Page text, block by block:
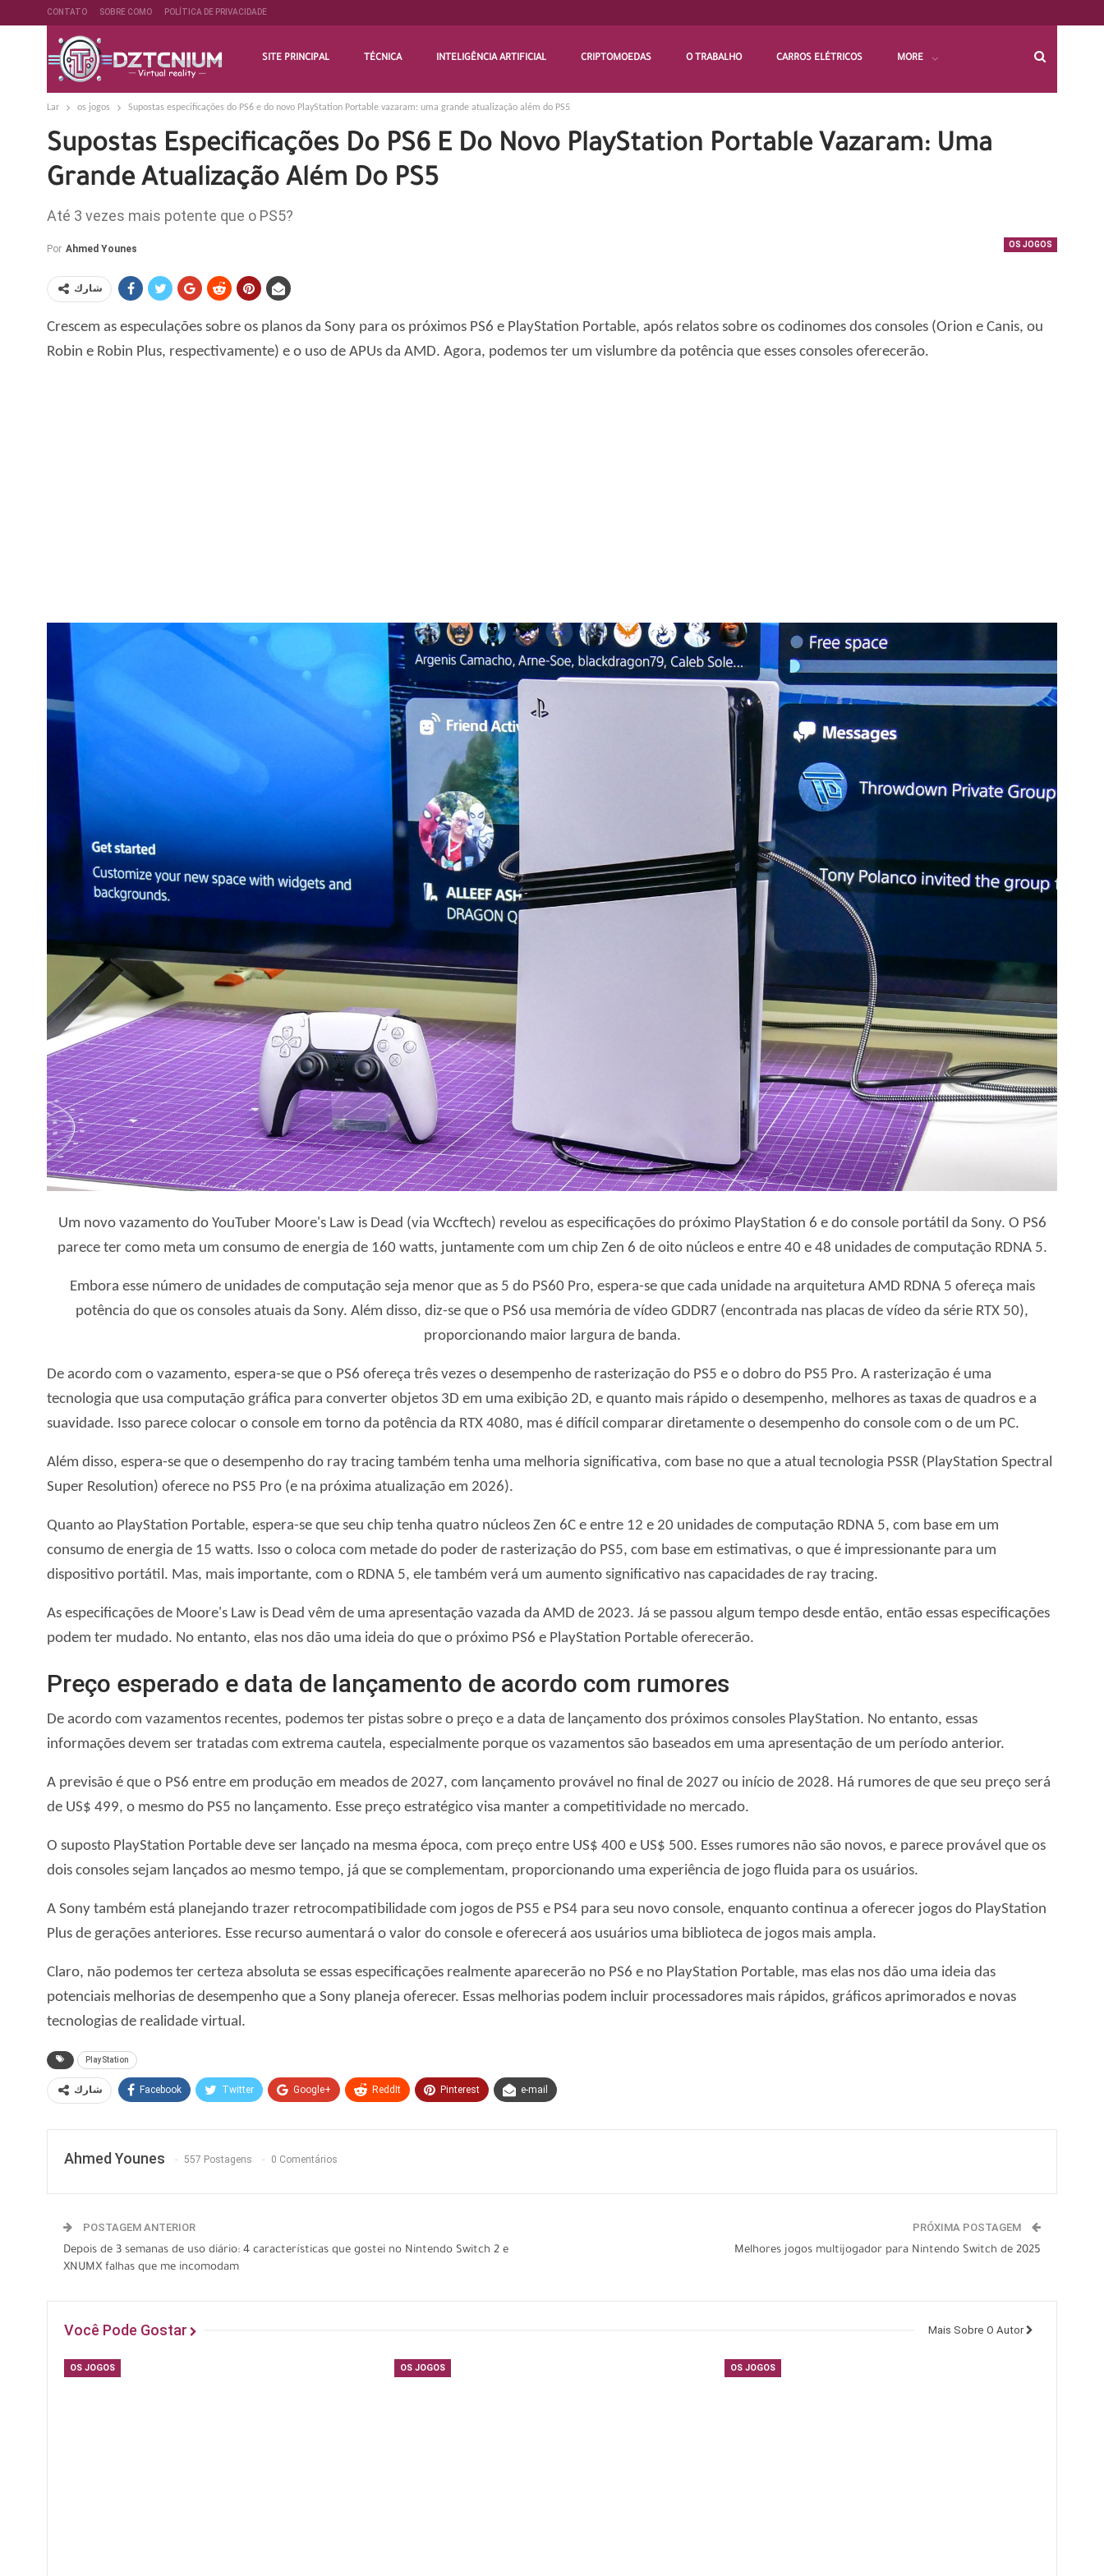
CONTATO SOBRE COMO POLÍTICA DE PRIVACIDADE
SITE PRINCIPAL TÉCNICA INTELIGÊNCIA ARTIFICIAL CRIPTOMOEDAS O TRABALHO CARROS ELÉTRICOS MORE
Lar os jogos Supostas especificações do PS6 e do novo PlayStation Portable vazaram: uma grande atualização além do PS5
Supostas Especificações Do PS6 E Do Novo PlayStation Portable Vazaram: Uma
Grande Atualização Além Do PS5
Até 3 vezes mais potente que o PS5?
OS JOGOS
Por Ahmed Younes
شارك
Crescem as especulações sobre os planos da Sony para os próximos PS6 e PlayStation Portable, após relatos sobre os codinomes dos consoles (Orion e Canis, ou
Robin e Robin Plus, respectivamente) e o uso de APUs da AMD. Agora, podemos ter um vislumbre da potência que esses consoles oferecerão.
Um novo vazamento do YouTuber Moore's Law is Dead (via Wccftech) revelou as especificações do próximo PlayStation 6 e do console portátil da Sony. O PS6
parece ter como meta um consumo de energia de 160 watts, juntamente com um chip Zen 6 de oito núcleos e entre 40 e 48 unidades de computação RDNA 5.
Embora esse número de unidades de computação seja menor que as 5 do PS60 Pro, espera-se que cada unidade na arquitetura AMD RDNA 5 ofereça mais
potência do que os consoles atuais da Sony. Além disso, diz-se que o PS6 usa memória de vídeo GDDR7 (encontrada nas placas de vídeo da série RTX 50),
proporcionando maior largura de banda.
De acordo com o vazamento, espera-se que o PS6 ofereça três vezes o desempenho de rasterização do PS5 e o dobro do PS5 Pro. A rasterização é uma
tecnologia que usa computação gráfica para converter objetos 3D em uma exibição 2D, e quanto mais rápido o desempenho, melhores as taxas de quadros e a
suavidade. Isso parece colocar o console em torno da potência da RTX 4080, mas é difícil comparar diretamente o desempenho do console com o de um PC.
Além disso, espera-se que o desempenho do ray tracing também tenha uma melhoria significativa, com base no que a atual tecnologia PSSR (PlayStation Spectral
Super Resolution) oferece no PS5 Pro (e na próxima atualização em 2026).
Quanto ao PlayStation Portable, espera-se que seu chip tenha quatro núcleos Zen 6C e entre 12 e 20 unidades de computação RDNA 5, com base em um
consumo de energia de 15 watts. Isso o coloca com metade do poder de rasterização do PS5, com base em estimativas, o que é impressionante para um
dispositivo portátil. Mas, mais importante, com o RDNA 5, ele também verá um aumento significativo nas capacidades de ray tracing.
As especificações de Moore's Law is Dead vêm de uma apresentação vazada da AMD de 2023. Já se passou algum tempo desde então, então essas especificações
podem ter mudado. No entanto, elas nos dão uma ideia do que o próximo PS6 e PlayStation Portable oferecerão.
Preço esperado e data de lançamento de acordo com rumores
De acordo com vazamentos recentes, podemos ter pistas sobre o preço e a data de lançamento dos próximos consoles PlayStation. No entanto, essas
informações devem ser tratadas com extrema cautela, especialmente porque os vazamentos são baseados em uma apresentação de um período anterior.
A previsão é que o PS6 entre em produção em meados de 2027, com lançamento provável no final de 2027 ou início de 2028. Há rumores de que seu preço será
de US$ 499, o mesmo do PS5 no lançamento. Esse preço estratégico visa manter a competitividade no mercado.
O suposto PlayStation Portable deve ser lançado na mesma época, com preço entre US$ 400 e US$ 500. Esses rumores não são novos, e parece provável que os
dois consoles sejam lançados ao mesmo tempo, já que se complementam, proporcionando uma experiência de jogo fluida para os usuários.
A Sony também está planejando trazer retrocompatibilidade com jogos de PS5 e PS4 para seu novo console, enquanto continua a oferecer jogos do PlayStation
Plus de gerações anteriores. Esse recurso aumentará o valor do console e oferecerá aos usuários uma biblioteca de jogos mais ampla.
Claro, não podemos ter certeza absoluta se essas especificações realmente aparecerão no PS6 e no PlayStation Portable, mas elas nos dão uma ideia das
potenciais melhorias de desempenho que a Sony planeja oferecer. Essas melhorias podem incluir processadores mais rápidos, gráficos aprimorados e novas
tecnologias de realidade virtual.
PlayStation
شارك Facebook Twitter Google+ ReddIt Pinterest e-mail
Ahmed Younes 557 Postagens 0 Comentários
POSTAGEM ANTERIOR
Depois de 3 semanas de uso diário: 4 características que gostei no Nintendo Switch 2 e
XNUMX falhas que me incomodam
PRÓXIMA POSTAGEM
Melhores jogos multijogador para Nintendo Switch de 2025
Você Pode Gostar Mais Sobre O Autor
OS JOGOS OS JOGOS OS JOGOS